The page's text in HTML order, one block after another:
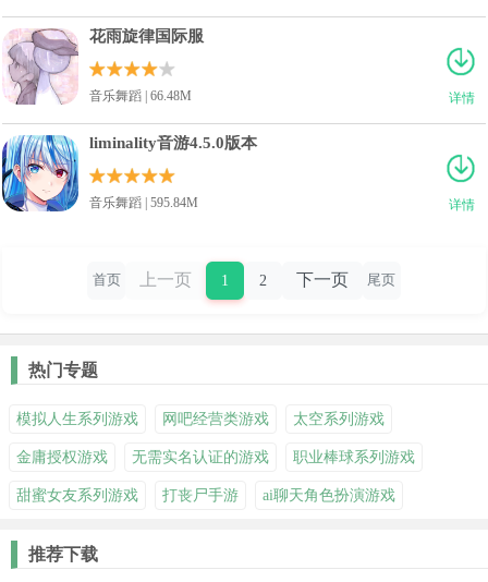
详情
花雨旋律国际服
音乐舞蹈 | 66.48M
详情
liminality音游4.5.0版本
音乐舞蹈 | 595.84M
首页 上一页 1 2 下一页 尾页
热门专题
模拟人生系列游戏 网吧经营类游戏 太空系列游戏
金庸授权游戏 无需实名认证的游戏 职业棒球系列游戏
甜蜜女友系列游戏 打丧尸手游 ai聊天角色扮演游戏
推荐下载